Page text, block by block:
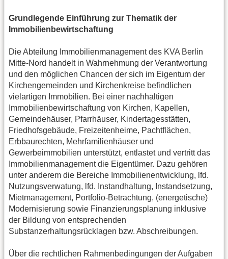
Grundlegende Einführung zur Thematik der
Immobilienbewirtschaftung
Die Abteilung Immobilienmanagement des KVA Berlin
Mitte-Nord handelt in Wahrnehmung der Verantwortung
und den möglichen Chancen der sich im Eigentum der
Kirchengemeinden und Kirchenkreise befindlichen
vielartigen Immobilien. Bei einer nachhaltigen
Immobilienbewirtschaftung von Kirchen, Kapellen,
Gemeindehäuser, Pfarrhäuser, Kindertagesstätten,
Friedhofsgebäude, Freizeitenheime, Pachtflächen,
Erbbaurechten, Mehrfamilienhäuser und
Gewerbeimmobilien unterstützt, entlastet und vertritt das
Immobilienmanagement die Eigentümer. Dazu gehören
unter anderem die Bereiche Immobilienentwicklung, lfd.
Nutzungsverwatung, lfd. Instandhaltung, Instandsetzung,
Mietmanagement, Portfolio-Betrachtung, (energetische)
Modernisierung sowie Finanzierungsplanung inklusive
der Bildung von entsprechenden
Substanzerhaltungsrücklagen bzw. Abschreibungen.
Über die rechtlichen Rahmenbedingungen der Aufgaben